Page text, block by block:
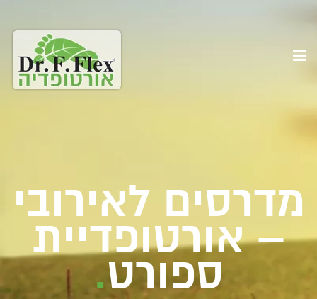
מדרסים לאירובי
– אורטופדיית
ספורט.